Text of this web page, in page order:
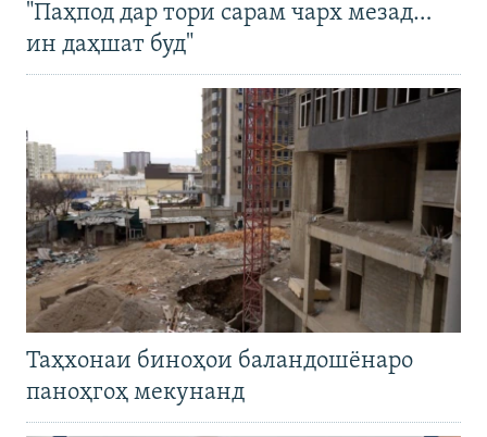
"Паҳпод дар тори сарам чарх мезад…
ин даҳшат буд"
Таҳхонаи биноҳои баландошёнаро
паноҳгоҳ мекунанд